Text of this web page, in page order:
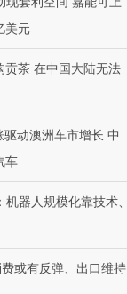
员跨国走私7万
尿检体内含3种
度Z
育部
生活方式·第三对
住
美元
贡茶 在中国大陆无法
动澳洲车市增长 中
车
器人规模化靠技术、
或有反弹、出口维持